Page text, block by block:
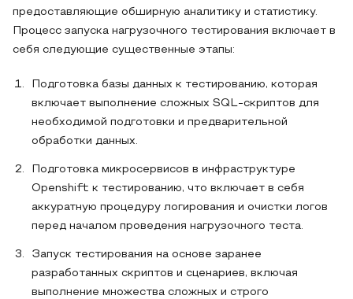
предоставляющие обширную аналитику и статистику.
Процесс запуска нагрузочного тестирования включает в
себя следующие существенные этапы:
Подготовка базы данных к тестированию, которая
включает выполнение сложных SQL-скриптов для
необходимой подготовки и предварительной
обработки данных.
Подготовка микросервисов в инфраструктуре
Openshift к тестированию, что включает в себя
аккуратную процедуру логирования и очистки логов
перед началом проведения нагрузочного теста.
Запуск тестирования на основе заранее
разработанных скриптов и сценариев, включая
выполнение множества сложных и строго